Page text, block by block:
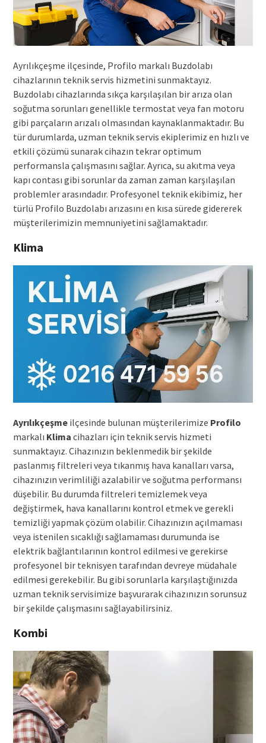
Ayrılıkçeşme ilçesinde, Profilo markalı Buzdolabı
cihazlarının teknik servis hizmetini sunmaktayız.
Buzdolabı cihazlarında sıkça karşılaşılan bir arıza olan
soğutma sorunları genellikle termostat veya fan motoru
gibi parçaların arızalı olmasından kaynaklanmaktadır. Bu
tür durumlarda, uzman teknik servis ekiplerimiz en hızlı ve
etkili çözümü sunarak cihazın tekrar optimum
performansla çalışmasını sağlar. Ayrıca, su akıtma veya
kapı contası gibi sorunlar da zaman zaman karşılaşılan
problemler arasındadır. Profesyonel teknik ekibimiz, her
türlü Profilo Buzdolabı arızasını en kısa sürede gidererek
müşterilerimizin memnuniyetini sağlamaktadır.
Klima
Ayrılıkçeşmeilçesinde bulunan müşterilerimize Profilo
markalı Klima cihazları için teknik servis hizmeti
sunmaktayız. Cihazınızın beklenmedik bir şekilde
paslanmış filtreleri veya tıkanmış hava kanalları varsa,
cihazınızın verimliliği azalabilir ve soğutma performansı
düşebilir. Bu durumda filtreleri temizlemek veya
değiştirmek, hava kanallarını kontrol etmek ve gerekli
temizliği yapmak çözüm olabilir. Cihazınızın açılmaması
veya istenilen sıcaklığı sağlamaması durumunda ise
elektrik bağlantılarının kontrol edilmesi ve gerekirse
profesyonel bir teknisyen tarafından devreye müdahale
edilmesi gerekebilir. Bu gibi sorunlarla karşılaştığınızda
uzman teknik servisimize başvurarak cihazınızın sorunsuz
bir şekilde çalışmasını sağlayabilirsiniz.
Kombi